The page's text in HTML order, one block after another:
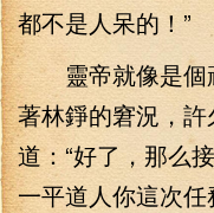
都不是人呆的！”
靈帝就像是個
著林錚的窘況，
道：“好了，那么
一平道人你這次任